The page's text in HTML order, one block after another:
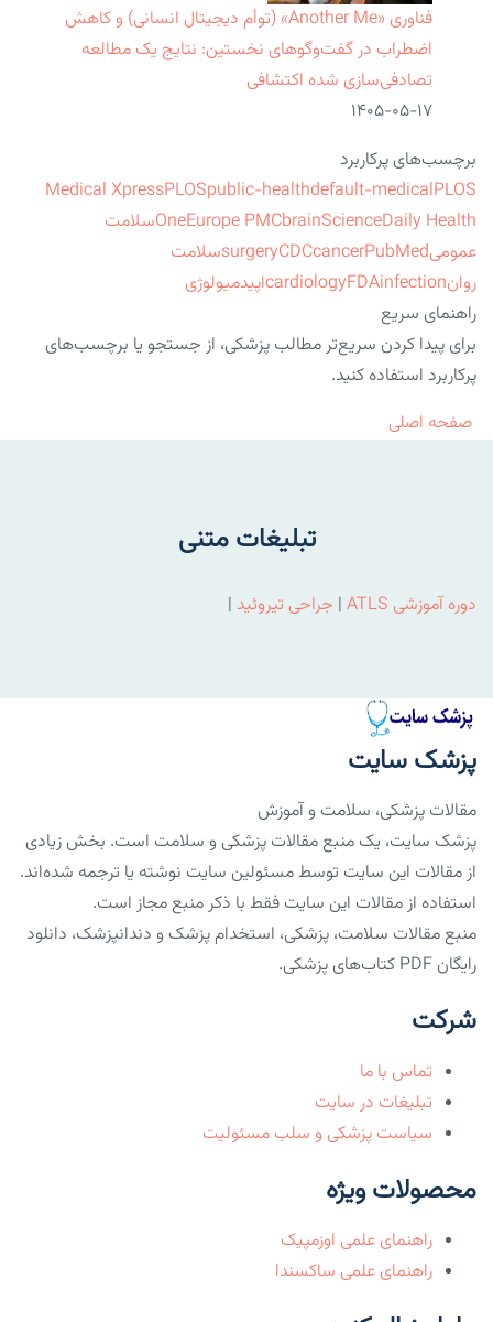
فناوری «Another Me» (توأم دیجیتال انسانی) و کاهش
اضطراب در گفت‌وگوهای نخستین: نتایج یک مطالعه
تصادفی‌سازی شده اکتشافی
۱۴۰۵-۰۵-۱۷
برچسب‌های پرکاربرد
Medical XpressPLOSpublic-healthdefault-medicalPLOS
OneEurope PMCbrainScienceDaily Health
سلامت
عمومی
surgeryCDCcancerPubMed
سلامت
روان
cardiologyFDAinfection
اپیدمیولوژی
راهنمای سریع
برای پیدا کردن سریع‌تر مطالب پزشکی، از جستجو یا برچسب‌های
پرکاربرد استفاده کنید.
صفحه اصلی
تبلیغات متنی
دوره آموزشی ATLS | جراحی تیروئید |
پزشک سایت
مقالات پزشکی، سلامت و آموزش
پزشک سایت، یک منبع مقالات پزشکی و سلامت است. بخش زیادی
از مقالات این سایت توسط مسئولین سایت نوشته یا ترجمه شده‌اند.
استفاده از مقالات این سایت فقط با ذکر منبع مجاز است.
منبع مقالات سلامت، پزشکی، استخدام پزشک و دندانپزشک، دانلود
رایگان PDF کتاب‌های پزشکی.
شرکت
تماس با ما
تبلیغات در سایت
سیاست پزشکی و سلب مسئولیت
محصولات ویژه
راهنمای علمی اوزمپیک
راهنمای علمی ساکسندا